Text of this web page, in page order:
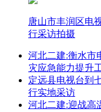
唐山市丰润区电
行采访拍摄
河北二建:衡水市
灾应急能力提升
定远县电视台到
行实地采访
河北二建:迎战